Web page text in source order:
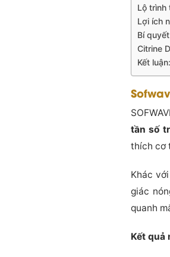
Lộ trình
Lợi ích
Bí
Citrine
Kết
tần số
thích cơ
Khác
giác
quanh
Kết quả